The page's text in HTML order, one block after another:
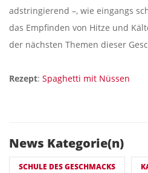
adstringierend –, wie eingangs
das Empfinden von Hitze und
der nächsten Themen dieser
Rezept: Spaghetti mit Nüssen
News Kategorie(n)
SCHULE DES GESCHMACKS